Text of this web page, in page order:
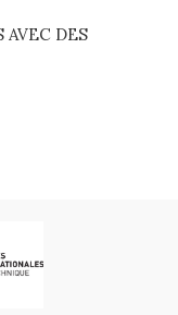
L’IA dans tous